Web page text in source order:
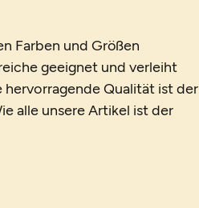
Farben und Größen
geeignet und verleiht
hervorragende Qualität ist der
alle unsere Artikel ist der